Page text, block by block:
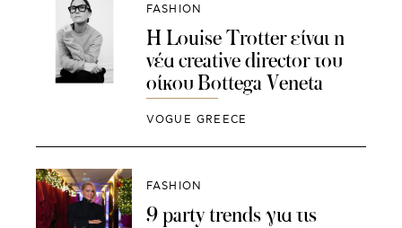
FASHION
Η Louise Trotter είναι η
νέα creative director του
οίκου Bottega Veneta
VOGUE GREECE
FASHION
9 party trends για τις